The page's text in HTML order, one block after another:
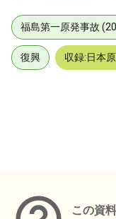
福島第一原発事故
復興 収録:日本
この資